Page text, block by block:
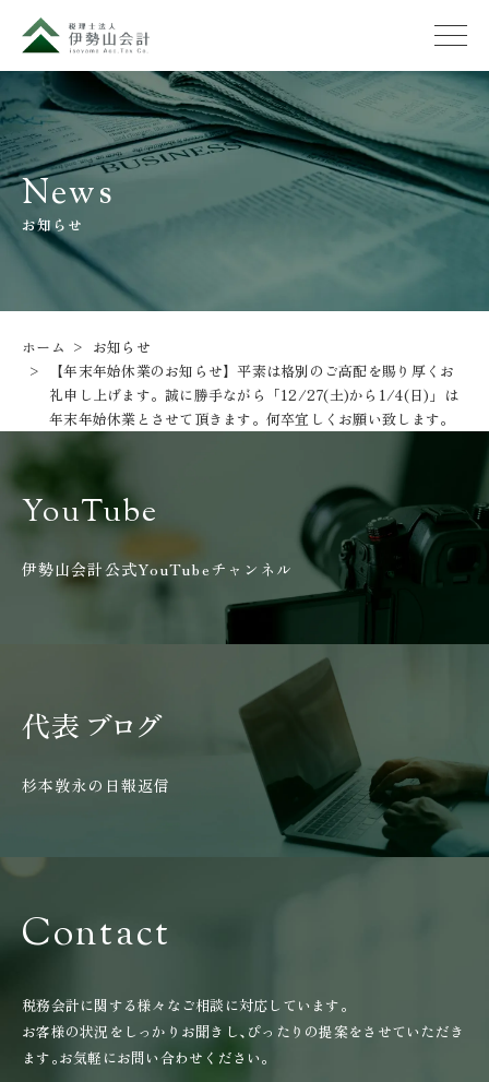
News
お知らせ
ホーム
お知らせ
【年末年始休業のお知らせ】平素は格別のご高配を賜り厚くお
礼申し上げます。誠に勝手ながら「12/27(土)から1/4(日)」は
年末年始休業とさせて頂きます。何卒宜しくお願い致します。
YouTube
伊勢山会計公式YouTubeチャンネル
代表 ブログ
杉本敦永の日報返信
Contact
税務会計に関する様々なご相談に対応しています｡
お客様の状況をしっかりお聞きし､ぴったりの提案をさせていただき
ます｡お気軽にお問い合わせください｡